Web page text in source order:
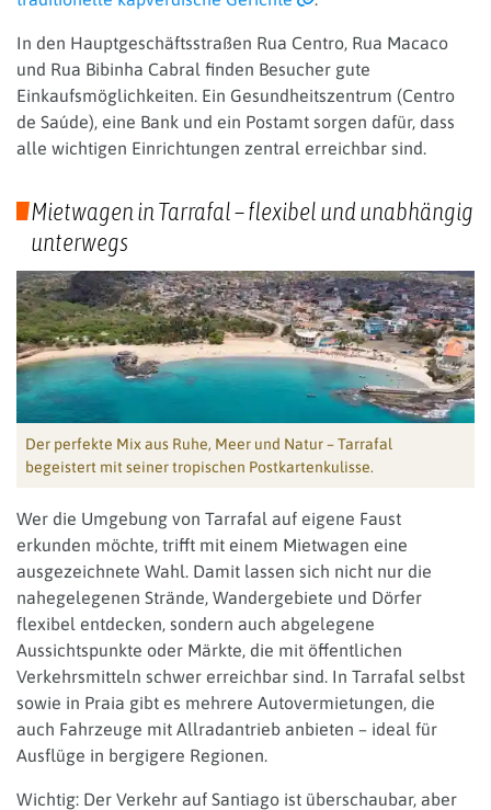
In den Hauptgeschäftsstraßen Rua Centro, Rua Macaco
und Rua Bibinha Cabral finden Besucher gute
Einkaufsmöglichkeiten. Ein Gesundheitszentrum (Centro
de Saúde), eine Bank und ein Postamt sorgen dafür, dass
alle wichtigen Einrichtungen zentral erreichbar sind.
Mietwagen in Tarrafal – flexibel und unabhängig
unterwegs
Der perfekte Mix aus Ruhe, Meer und Natur – Tarrafal
begeistert mit seiner tropischen Postkartenkulisse.
Wer die Umgebung von Tarrafal auf eigene Faust
erkunden möchte, trifft mit einem Mietwagen eine
ausgezeichnete Wahl. Damit lassen sich nicht nur die
nahegelegenen Strände, Wandergebiete und Dörfer
flexibel entdecken, sondern auch abgelegene
Aussichtspunkte oder Märkte, die mit öffentlichen
Verkehrsmitteln schwer erreichbar sind. In Tarrafal selbst
sowie in Praia gibt es mehrere Autovermietungen, die
auch Fahrzeuge mit Allradantrieb anbieten – ideal für
Ausflüge in bergigere Regionen.
Wichtig: Der Verkehr auf Santiago ist überschaubar, aber